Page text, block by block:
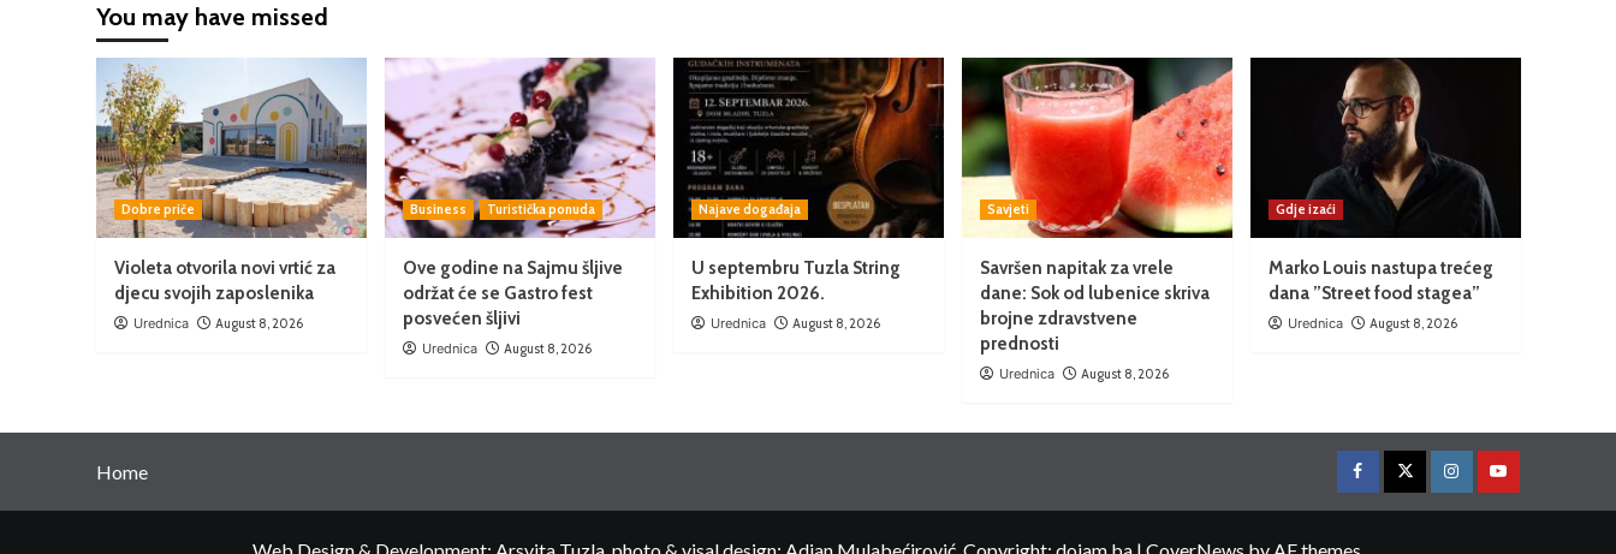
You may have missed
Dobre priče
Violeta otvorila novi vrtić za
djecu svojih zaposlenika
Urednica August 8, 2026
Business Turistička ponuda
Ove godine na Sajmu šljive
održat će se Gastro fest
posvećen šljivi
Urednica August 8, 2026
Najave događaja
U septembru Tuzla String
Exhibition 2026.
Urednica August 8, 2026
Savjeti
Savršen napitak za vrele
dane: Sok od lubenice skriva
brojne zdravstvene
prednosti
Urednica August 8, 2026
Gdje izaći
Marko Louis nastupa trećeg
dana ”Street food stagea”
Urednica August 8, 2026
Home